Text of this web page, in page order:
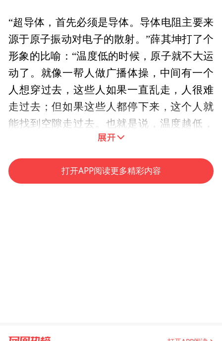
“超导体，首先必须是导体。导体电阻主要来
源于原子振动对电子的散射。”薛其坤打了个
形象的比喻：“温度低的时候，原子就不大运
动了。就像一帮人做广播体操，中间有一个
人想穿过去，这些人如果一直乱走，人很难
走过去；但如果这些人都停下来，这个人就
能找到空隙走过去。也就是说，温度越低，
原子振动越弱，电阻就容易通过，所以超导
一般会发生在低温。”
温度超过40K （零下233 °C）的超导为高温
打开APP阅读更多精彩内容